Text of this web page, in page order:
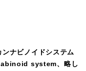
ンナビノイドシステム
system、略し